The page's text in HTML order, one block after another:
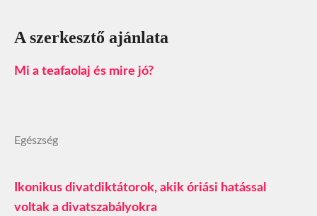
A szerkesztő ajánlata
Mi a teafaolaj és mire jó?
Egészség
Ikonikus divatdiktátorok, akik óriási hatással
voltak a divatszabályokra